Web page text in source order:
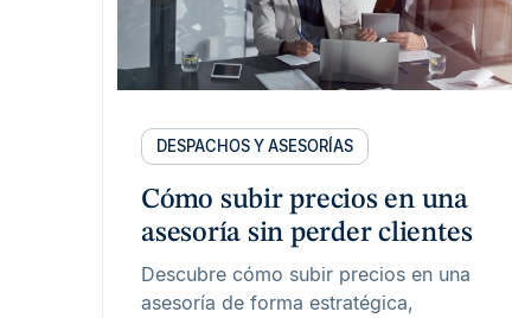
DESPACHOS Y ASESORÍAS
Cómo subir precios en una
asesoría sin perder clientes
Descubre cómo subir precios en una
asesoría de forma estratégica,